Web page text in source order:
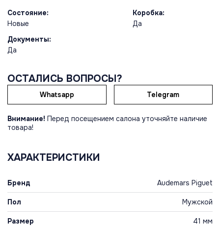
Состояние:
Новые
Коробка:
Да
Документы:
Да
ОСТАЛИСЬ ВОПРОСЫ?
Whatsapp Telegram
Внимание! Перед посещением салона уточняйте наличие
товара!
ХАРАКТЕРИСТИКИ
Бренд Audemars Piguet
Пол Мужской
Размер 41 мм